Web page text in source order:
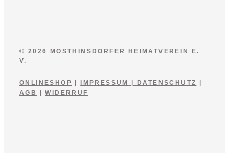
© 2026 MÖSTHINSDORFER HEIMATVEREIN E.
V.
ONLINESHOP |IMPRESSUM |DATENSCHUTZ
|
AGB
|WIDERRUF